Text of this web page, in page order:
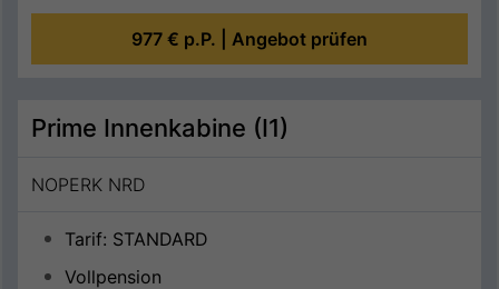
977 € p.P. | Angebot prüfen
Prime Innenkabine (I1)
NOPERK NRD
Tarif: STANDARD
Vollpension